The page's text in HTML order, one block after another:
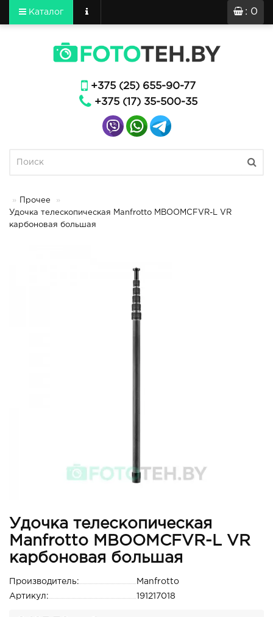
: 0
Каталог
+375 (25) 655-90-77
+375 (17) 35-500-35
Прочее
Удочка телескопическая Manfrotto MBOOMCFVR-L VR
карбоновая большая
Удочка телескопическая
Manfrotto MBOOMCFVR-L VR
карбоновая большая
Производитель:
Manfrotto
Артикул:
191217018